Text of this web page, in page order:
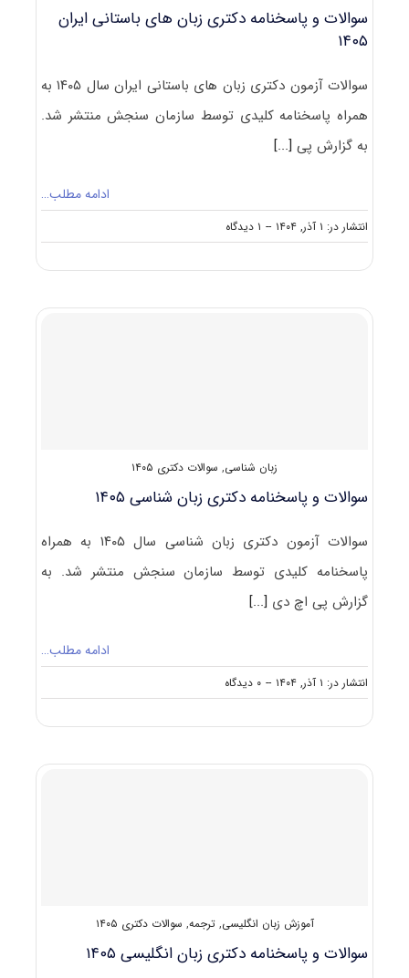
سوالات و پاسخنامه دکتری زبان های باستانی ایران
۱۴۰۵
سوالات آزمون دکتری زبان های باستانی ایران سال ۱۴۰۵ به
همراه پاسخنامه کلیدی توسط سازمان سنجش منتشر شد.
به گزارش پی[...]
ادامه مطلب…
انتشار در: ۱ آذر, ۱۴۰۴ -- ۱ دیدگاه
on
سوالات
زبان
زبان شناسی, سوالات دکتری ۱۴۰۵
سوالات و پاسخنامه دکتری زبان‌ شناسی ۱۴۰۵
سوالات آزمون دکتری زبان‌ شناسی سال ۱۴۰۵ به همراه
پاسخنامه کلیدی توسط سازمان سنجش منتشر شد. به
گزارش پی اچ دی [...]
ادامه مطلب…
انتشار در: ۱ آذر, ۱۴۰۴ -- ۰ دیدگاه
on
سوالات
زبان‌
آموزش زبان انگلیسی,ترجمه, سوالات دکتری ۱۴۰۵
سوالات و پاسخنامه دکتری زبان انگلیسی ۱۴۰۵